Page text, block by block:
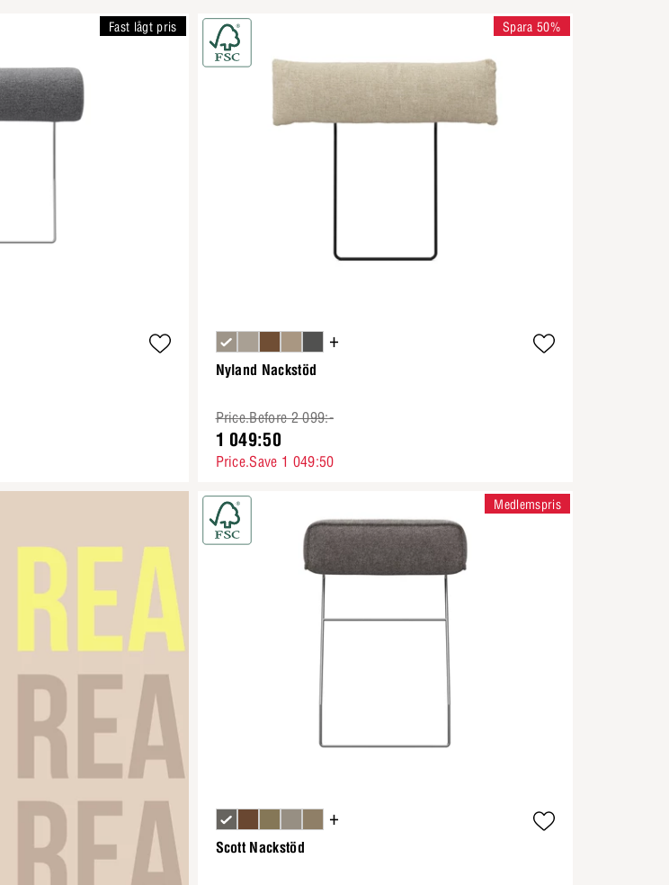
Fast lågt pris
+
Nyland Nackstöd
Price.Before 2 099:-
1 049:50
Price.Save 1 049:50
Spara 50%
+
Scott Nackstöd
Medlemspris